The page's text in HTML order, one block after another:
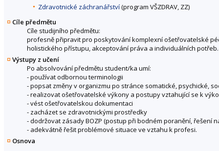
Zdravotnické záchranářství(program VŠZDRAV, ZZ)
Cíle předmětu
Cíle studijního předmětu:
profesně připravit pro poskytování komplexní ošetřovatelské
holistického přístupu, akceptování práva a individuálních potřeb.
Výstupy z učení
Po absolvování předmětu student/ka umí:
- používat odbornou terminologii
- popsat změny v organizmu po stránce somatické, psychické,
- realizovat ošetřovatelské výkony a postupy vztahující se k
- vést ošetřovatelskou dokumentaci
- zacházet se zdravotnickými prostředky
- dodržovat zásady BOZP (postup při bodném poranění, řešení
- adekvátně řešit problémové situace ve vztahu k profesi.
Osnova